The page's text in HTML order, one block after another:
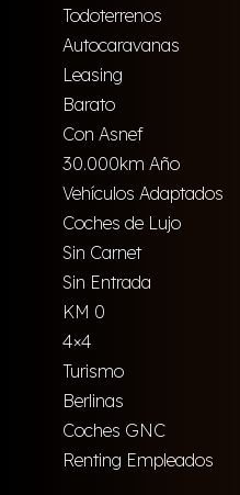
Todoterrenos
Autocaravanas
Leasing
Barato
Con Asnef
30.000km Año
Vehículos Adaptados
Coches de Lujo
Sin Carnet
Sin Entrada
KM 0
4×4
Turismo
Berlinas
Coches GNC
Renting Empleados